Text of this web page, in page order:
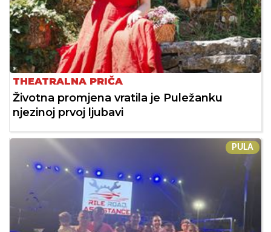
THEATRALNA PRIČA
Životna promjena vratila je Puležanku
njezinoj prvoj ljubavi
PULA